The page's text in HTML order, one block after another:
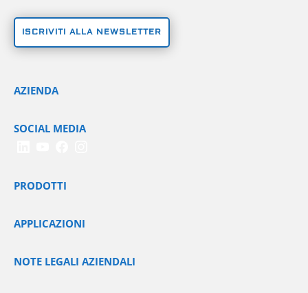
ISCRIVITI ALLA NEWSLETTER
AZIENDA
SOCIAL MEDIA
PRODOTTI
APPLICAZIONI
NOTE LEGALI AZIENDALI